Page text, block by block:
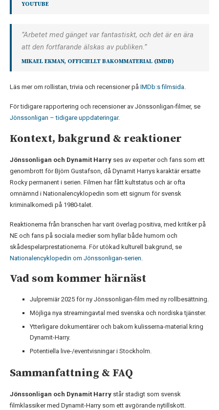
YOUTUBE
”Arbetet med gänget var fantastiskt, och det är en ära
att den fortfarande älskas av publiken.”
MIKAEL EKMAN, OFFICIELLT BAKOMMATERIAL (IMDB)
Läs mer om rollistan, trivia och recensioner på IMDb:s filmsida.
För tidigare rapportering och recensioner av Jönssonligan-filmer, se
Jönssonligan – tidigare uppdateringar.
Kontext, bakgrund & reaktioner
Jönssonligan och Dynamit Harry ses av experter och fans som ett
genombrott för Björn Gustafson, då Dynamit Harrys karaktär ersatte
Rocky permanent i serien. Filmen har fått kultstatus och är ofta
omnämnd i Nationalencyklopedin som ett signum för svensk
kriminalkomedi på 1980-talet.
Reaktionerna från branschen har varit överlag positiva, med kritiker på
NE och fans på sociala medier som hyllar både humorn och
skådespelarprestationerna. För utökad kulturell bakgrund, se
Nationalencyklopedin om Jönssonligan-serien
Vad som kommer härnäst
Julpremiär 2025 för ny Jönssonligan-film med ny rollbesättning.
Möjliga nya streamingavtal med svenska och nordiska tjänster.
Ytterligare dokumentärer och bakom kulisserna-material kring
Dynamit-Harry.
Potentiella live-/eventvisningar i Stockholm.
Sammanfattning & FAQ
Jönssonligan och Dynamit Harry står stadigt som svensk
filmklassiker med Dynamit-Harry som ett avgörande nytillskott.